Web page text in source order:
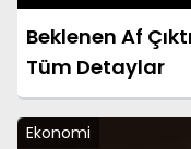
Beklenen Af
Tüm Detaylar
Ekonomi